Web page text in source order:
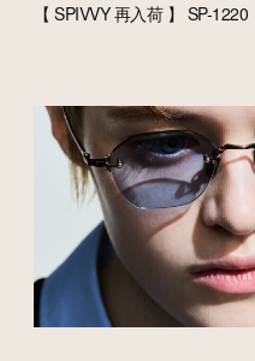
【 SPIVVY 再入荷 】 SP-1220